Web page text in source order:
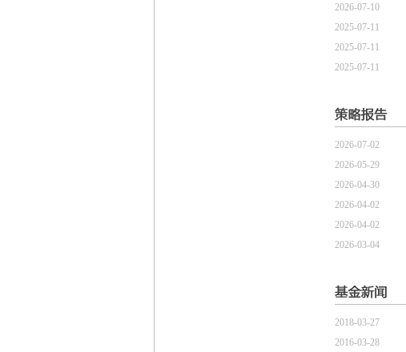
2026-07-10
2025-07-11
2025-07-11
2025-07-11
2026-07-02
2026-05-29
2026-04-30
2026-04-02
2026-04-02
2026-03-04
2018-03-27
2016-03-28